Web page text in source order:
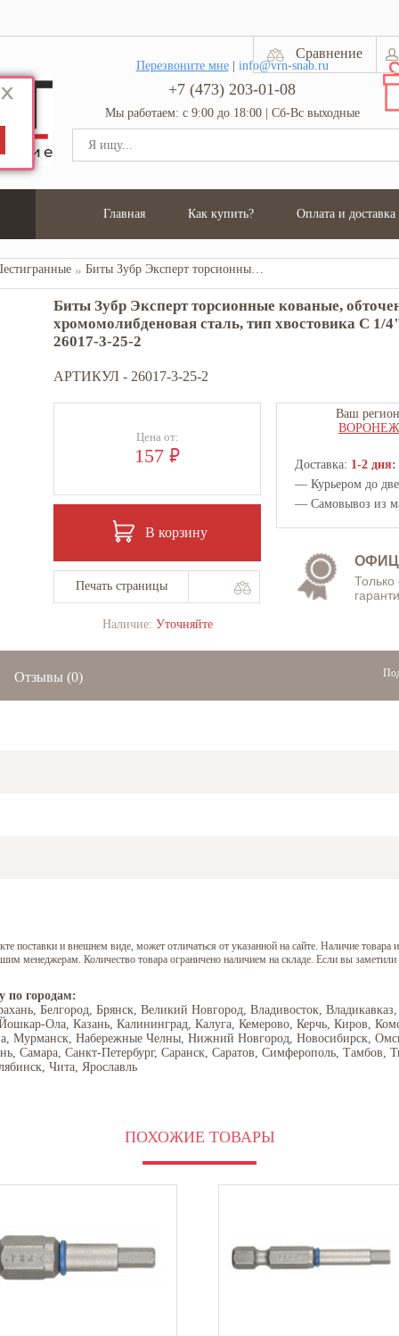
Сравнение
Перезвоните мне| info@vrn-snab.ru
+7 (473) 203-01-08
Мы работаем: с 9:00 до 18:00 | Сб-Вс выходные
Главная Как купить? Оплата и доставка
Биты Зубр Эксперт торсионные кованые, обточенные, хромомолибденовая сталь, тип хвостовика C 1/4", HEX3, 25мм, 2шт 26017-3-25-2
Биты Зубр Эксперт торсионные кованые,
хромомолибденовая сталь, тип хвостовика C 1/
26017-3-25-2
АРТИКУЛ - 26017-3-25-2
Цена от:
157 ₽
В корзину
Печать страницы
Наличие: Уточняйте
Ваш
ВОРОНЕЖ
Доставка: 1-2 дня:
— Курьером до
— Самовывоз из
Отзывы (0)
поставки и внешнем виде, может отличаться от указанной на сайте. Наличие товара
менеджерам. Количество товара ограничено наличием на складе. Если вы
по городам:
Белгород, Брянск, Великий Новгород, Владивосток,
Ола, Казань, Калининград, Калуга, Кемерово, Керчь, Киров,
Мурманск, Набережные Челны, Нижний Новгород, Новосибирск,
Самара, Санкт-Петербург, Саранск, Саратов, Симферополь, Тамбов,
Чита, Ярославль
ПОХОЖИЕ ТОВАРЫ